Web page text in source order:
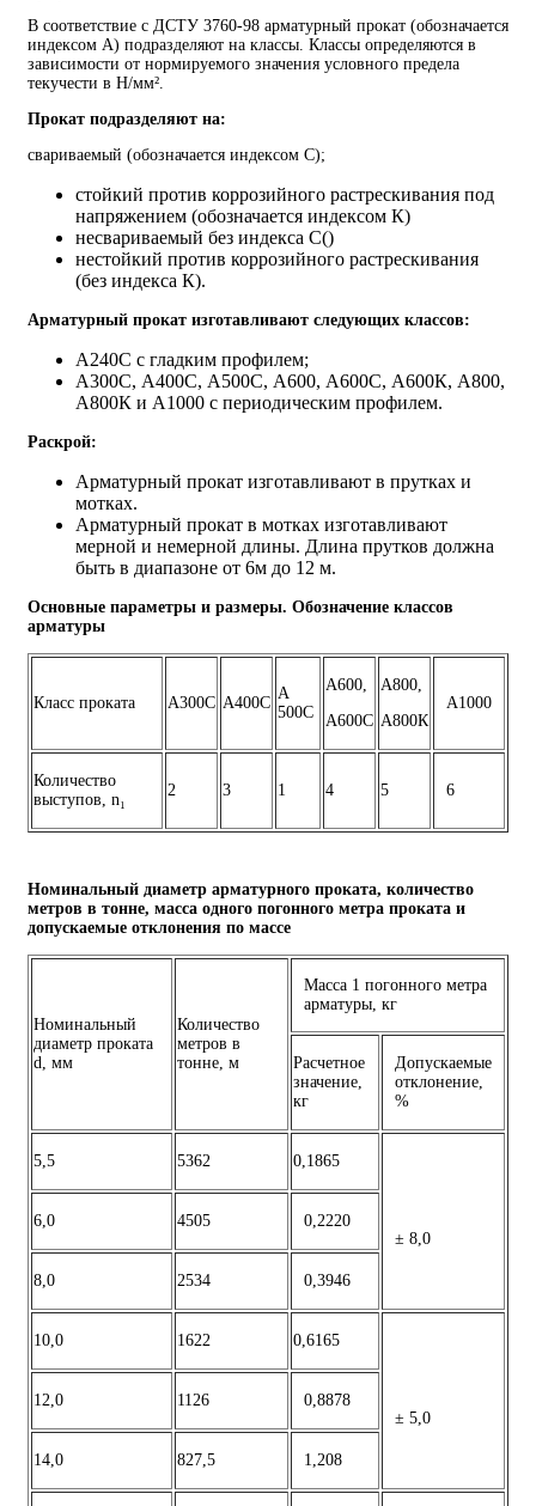
В соответствие с ДСТУ 3760-98 арматурный прокат (обозначается
индексом А) подразделяют на классы. Классы определяются в
зависимости от нормируемого значения условного предела
текучести в Н/мм².
Прокат подразделяют на:
свариваемый (обозначается индексом С);
стойкий против коррозийного растрескивания под
напряжением (обозначается индексом К)
несвариваемый без индекса С()
нестойкий против коррозийного растрескивания
(без индекса К).
Арматурный прокат изготавливают следующих классов:
А240С с гладким профилем;
А300С, А400С, А500С, А600, А600С, А600К, А800,
А800К и А1000 с периодическим профилем.
Раскрой:
Арматурный прокат изготавливают в прутках и
мотках.
Арматурный прокат в мотках изготавливают
мерной и немерной длины. Длина прутков должна
быть в диапазоне от 6м до 12 м.
Основные параметры и размеры. Обозначение классов
арматуры
Класс проката А300С А400С
А
500С
А600,
А600С
А800,
А800К
А1000
Количество
выступов, n₁
2 3 1 4 5 6
Номинальный диаметр арматурного проката, количество
метров в тонне, масса одного погонного метра проката и
допускаемые отклонения по массе
Номинальный
диаметр проката
d, мм
Количество
метров в
тонне, м
Масса 1 погонного метра
арматуры, кг
Расчетное
значение,
кг
Допускаемые
отклонение,
%
5,5 5362 0,1865
± 8,0
6,0 4505 0,2220
8,0 2534 0,3946
10,0 1622 0,6165
± 5,0
12,0 1126 0,8878
14,0 827,5 1,208